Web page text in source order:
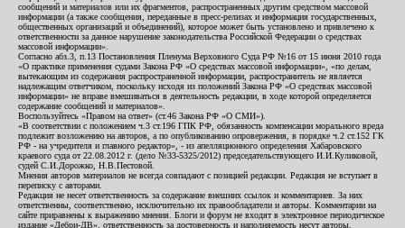
сообщений и материалов или их фрагментов, распространенных другим средством массовой
информации (а также сообщения, переданные в пресс-релизах и информация государственных,
общественных организаций и объединений), которое может быть установлено и привлечено к
ответственности за данное нарушение законодательства Российской Федерации о средствах
массовой информации».
Согласно абз.3, п.13 Постановления Пленума Верховного Суда РФ №16 от 15 июня 2010 года
«О практике применения судами Закона РФ «О средствах массовой информации», «по делам,
вытекающим из содержания распространенной информации, распространитель не является
надлежащим ответчиком, поскольку исходя из положений Закона РФ «О средствах массовой
информации» не вправе вмешиваться в деятельность редакции, в ходе которой определяется
содержание сообщений и материалов».
Воспользуйтесь «Правом на ответ» (ст.46 Закона РФ «О СМИ»).
«В соответствии с положением ч.3 ст.196 ГПК РФ, обязанность компенсации морального вреда
подлежит возложению на авторов, а по опубликованию опровержения, в порядке ч.2 ст.152 ГК
РФ - на учредителя и главного редактор», - из апелляционного определения Хабаровского
краевого суда от 22.08.2012 г. (дело №33-5325/2012) председательствующего И.И.Куликовой,
судей С.И.Дорожко, Н.В.Пестовой.
Мнения авторов материалов не всегда совпадают с позицией редакции. Редакция не вступает в
переписку с авторами.
Редакция не несет ответственность за содержание внешних ссылок и комментариев. За них
ответственны, соответственно, исключительно их правообладатели и авторы. Комментарии на
сайте приравнены к выражению мнения. Блоги и форум не входят в электронное периодическое
издание «Дебри-ДВ», ответственность за достоверность и наполняемость несут авторы.